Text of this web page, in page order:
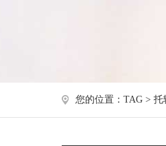
您的位置：TAG >